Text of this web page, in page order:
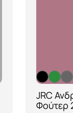
JRC
Φούτερ